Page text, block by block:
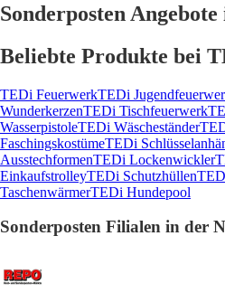
Sonderposten
Beliebte Produkte bei
TEDi FeuerwerkTEDi
WunderkerzenTEDi Tischfeuerwerk
WasserpistoleTEDi Wäscheständer
FaschingskostümeTEDi
AusstechformenTEDi Lockenwickler
EinkaufstrolleyTEDi Schutzhüllen
TaschenwärmerTEDi Hundepool
Sonderposten Filialen in der